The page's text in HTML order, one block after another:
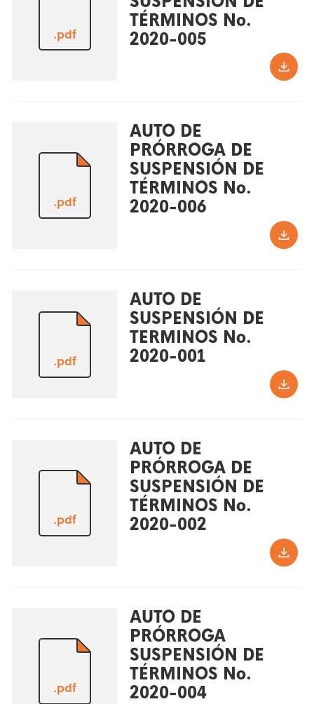
.pdf
TÉRMINOS No.
2020-005
.pdf
AUTO DE
PRÓRROGA DE
SUSPENSIÓN DE
TÉRMINOS No.
2020-006
.pdf
AUTO DE
SUSPENSIÓN DE
TERMINOS No.
2020-001
.pdf
AUTO DE
PRÓRROGA DE
SUSPENSIÓN DE
TÉRMINOS No.
2020-002
.pdf
AUTO DE
PRÓRROGA
SUSPENSIÓN DE
TÉRMINOS No.
2020-004